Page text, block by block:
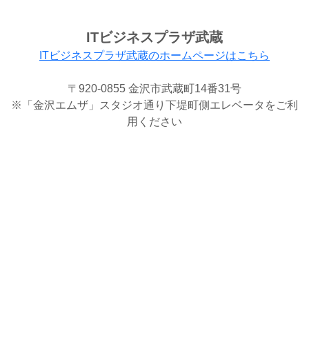
ITビジネスプラザ武蔵
ITビジネスプラザ武蔵のホームページはこちら
〒920-0855 金沢市武蔵町14番31号
※「金沢エムザ」スタジオ通り下堤町側エレベータをご利
用ください